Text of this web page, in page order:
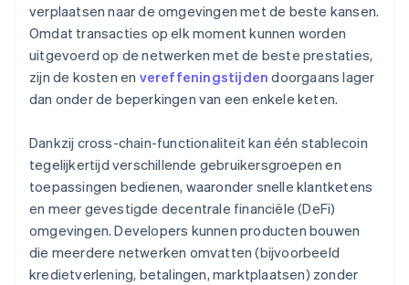
verplaatsen naar de omgevingen met de beste kansen.
Omdat transacties op elk moment kunnen worden
uitgevoerd op de netwerken met de beste prestaties,
zijn de kosten en vereffeningstijden doorgaans lager
dan onder de beperkingen van een enkele keten.
Dankzij cross-chain-functionaliteit kan één stablecoin
tegelijkertijd verschillende gebruikersgroepen en
toepassingen bedienen, waaronder snelle klantketens
en meer gevestigde decentrale financiële (DeFi)
omgevingen. Developers kunnen producten bouwen
die meerdere netwerken omvatten (bijvoorbeeld
kredietverlening, betalingen, marktplaatsen) zonder